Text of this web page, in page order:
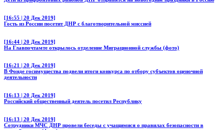
[16:55 | 20 Дек 2019]
Гость из России посетит ДНР с благотворительной миссией
[16:44 | 20 Дек 2019]
На Главпочтамте открылось отделение Миграционной службы (фото)
[16:21 | 20 Дек 2019]
В Фонде госимущества подвели итоги конкурса по отбору субъектов оценочной
деятельности
[16:13 | 20 Дек 2019]
Российский общественный деятель посетил Республику
[16:13 | 20 Дек 2019]
Сотрудники МЧС ДНР провели беседы с учащимися о правилах безопасности в